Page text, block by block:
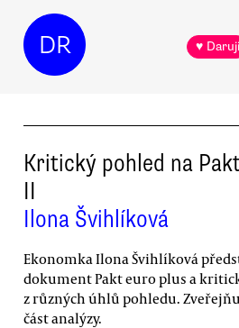
DR ♥ Daruji
Kritický pohled na
II
Ilona Švihlíková
Ekonomka Ilona Švihlíková
dokument Pakt euro plus a
z různých úhlů pohledu.
část analýzy.